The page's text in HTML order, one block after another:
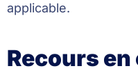
applicable.
Recours